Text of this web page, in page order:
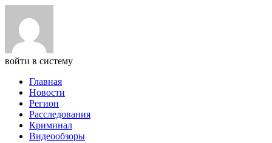
войти в систему
Главная
Новости
Регион
Расследования
Криминал
Видеообзоры